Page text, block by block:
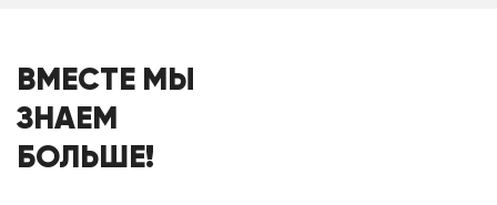
ВМЕСТЕ МЫ
ЗНАЕМ
БОЛЬШЕ!